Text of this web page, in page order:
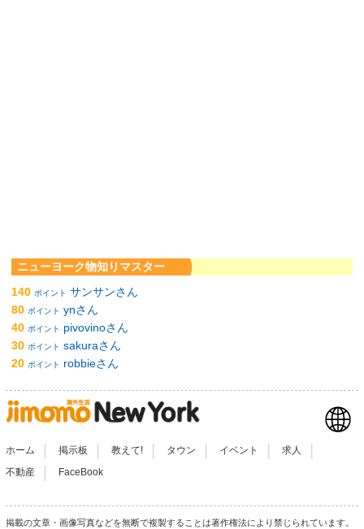
ニューヨーク物知りマスター
140 ポイント サンサンさん
80 ポイント ynさん
40 ポイント
pivovinoさん
30 ポイント sakuraさん
20 ポイント robbieさん
ホーム 掲示板 教えて! タウン イベント 求人
不動産 FaceBook
掲載の文章・画像写真などを無断で複製することは著作権法により禁じられています。